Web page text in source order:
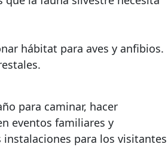
hábitat para aves y anfibios.
para caminar, hacer
eventos familiares y
para los visitantes